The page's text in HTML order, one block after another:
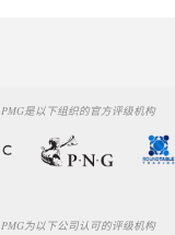
PMG是以下组织的官方评级机构
PMG为以下公司认可的评级机构